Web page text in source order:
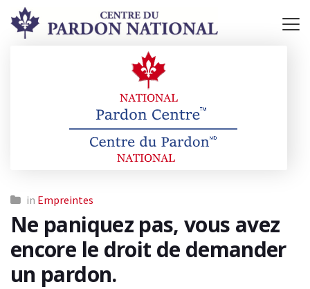
in Empreintes
Ne paniquez pas, vous avez
encore le droit de demander
un pardon.